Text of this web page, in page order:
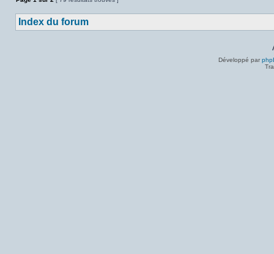
Index du forum
Développé par